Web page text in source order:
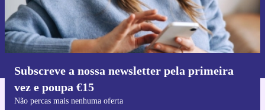
Subscreve a nossa newsletter pela primeira
vez e poupa €15
Não percas mais nenhuma oferta
Pedir voucher
Informações sobre o uso de dados pessoais podem ser encontrados na
nossaPolítica de Privacidade.
Faz o download da app refurbed